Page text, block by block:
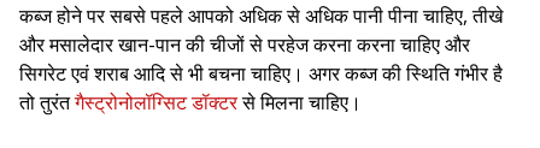
कब्ज होने पर सबसे पहले आपको अधिक से अधिक पानी पीना चाहिए, तीखे
और मसालेदार खान-पान की चीजों से परहेज करना करना चाहिए और
सिगरेट एवं शराब आदि से भी बचना चाहिए। अगर कब्ज की स्थिति गंभीर है
तो तुरंतगैस्ट्रोनोलॉग्सिट डॉक्टरसे मिलना चाहिए।